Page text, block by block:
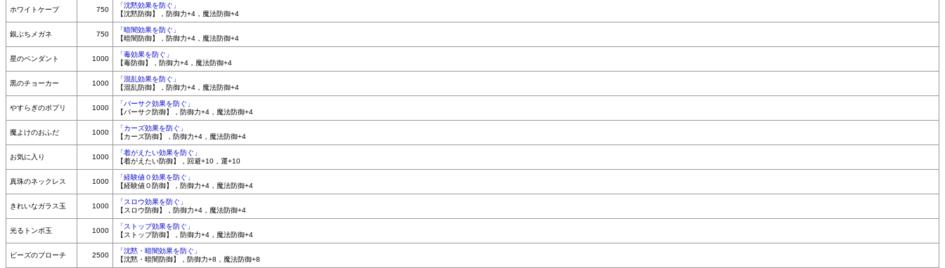
ホワイトケープ 750
「沈黙効果を防ぐ」
【沈黙防御】，防御力+4，魔法防御+4
銀ぶちメガネ 750
「暗闇効果を防ぐ」
【暗闇防御】，防御力+4，魔法防御+4
星のペンダント 1000
「毒効果を防ぐ」
【毒防御】，防御力+4，魔法防御+4
黒のチョーカー 1000
「混乱効果を防ぐ」
【混乱防御】，防御力+4，魔法防御+4
やすらぎのポプリ 1000
「バーサク効果を防ぐ」
【バーサク防御】，防御力+4，魔法防御+4
魔よけのおふだ 1000
「カーズ効果を防ぐ」
【カーズ防御】，防御力+4，魔法防御+4
お気に入り 1000
「着がえたい効果を防ぐ」
【着がえたい防御】，回避+10，運+10
真珠のネックレス 1000
「経験値０効果を防ぐ」
【経験値０防御】，防御力+4，魔法防御+4
きれいなガラス玉 1000
「スロウ効果を防ぐ」
【スロウ防御】，防御力+4，魔法防御+4
光るトンボ玉 1000
「ストップ効果を防ぐ」
【ストップ防御】，防御力+4，魔法防御+4
ビーズのブローチ 2500
「沈黙・暗闇効果を防ぐ」
【沈黙・暗闇防御】，防御力+8，魔法防御+8